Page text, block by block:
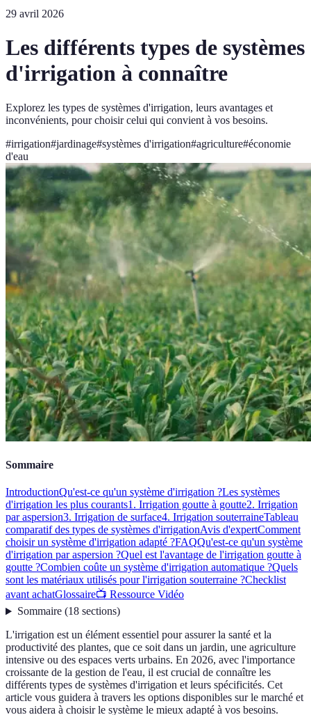
29 avril 2026
Les différents types de systèmes
d'irrigation à connaître
Explorez les types de systèmes d'irrigation, leurs avantages et
inconvénients, pour choisir celui qui convient à vos besoins.
#irrigation#jardinage#systèmes d'irrigation#agriculture#économie
d'eau
Sommaire
IntroductionQu'est-ce qu'un système d'irrigation ?Les systèmes
d'irrigation les plus courants1. Irrigation goutte à goutte2. Irrigation
par aspersion3. Irrigation de surface4. Irrigation souterraineTableau
comparatif des types de systèmes d'irrigationAvis d'expertComment
choisir un système d'irrigation adapté ?FAQQu'est-ce qu'un système
d'irrigation par aspersion ?Quel est l'avantage de l'irrigation goutte à
goutte ?Combien coûte un système d'irrigation automatique ?Quels
sont les matériaux utilisés pour l'irrigation souterraine ?Checklist
avant achatGlossaire📺 Ressource Vidéo
Sommaire(18 sections)
L'irrigation est un élément essentiel pour assurer la santé et la
productivité des plantes, que ce soit dans un jardin, une agriculture
intensive ou des espaces verts urbains. En 2026, avec l'importance
croissante de la gestion de l'eau, il est crucial de connaître les
différents types de systèmes d'irrigation et leurs spécificités. Cet
article vous guidera à travers les options disponibles sur le marché et
vous aidera à choisir le système le mieux adapté à vos besoins.